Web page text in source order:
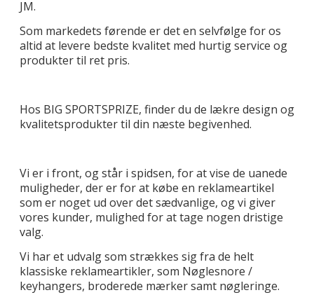
JM.
Som markedets førende er det en selvfølge for os
altid at levere bedste kvalitet med hurtig service og
produkter til ret pris.
Hos BIG SPORTSPRIZE, finder du de lækre design og
kvalitetsprodukter til din næste begivenhed.
Vi er i front, og står i spidsen, for at vise de uanede
muligheder, der er for at købe en reklameartikel
som er noget ud over det sædvanlige, og vi giver
vores kunder, mulighed for at tage nogen dristige
valg.
Vi har et udvalg som strækkes sig fra de helt
klassiske reklameartikler, som Nøglesnore /
keyhangers, broderede mærker samt nøgleringe.